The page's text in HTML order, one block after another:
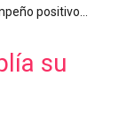
positivo…
su